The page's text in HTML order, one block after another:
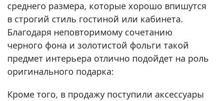
среднего размера, которые хорошо впишутся
в строгий стиль гостиной или кабинета.
Благодаря неповторимому сочетанию
черного фона и золотистой фольги такой
предмет интерьера отлично подойдет на роль
оригинального подарка:
Кроме того, в продажу поступили аксессуары